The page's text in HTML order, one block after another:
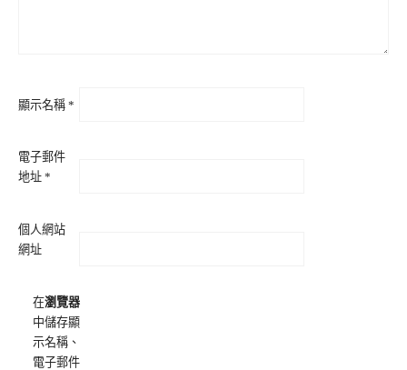
顯示名稱 *
電子郵件
地址 *
個人網站
網址
在瀏覽器
中儲存顯
示名稱、
電子郵件